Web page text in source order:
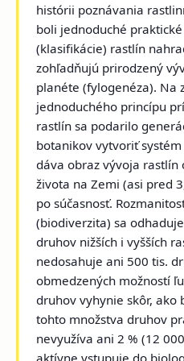
histórii poznávania
boli jednoduché
(klasifikácie) rastlín
zohľadňujú prirodzený
planéte (fylogenéza). Na
jednoduchého princípu
rastlín sa podarilo
botanikov vytvoriť
dáva obraz vývoja rastlín
života na Zemi (asi pred
po súčasnosť.
(biodiverzita) sa
druhov nižších i vyšších
nedosahuje ani 500 tis.
obmedzených možností
druhov vyhynie skôr, ako
tohto množstva druhov
nevyužíva ani 2 % (12
aktívne vstupuje do